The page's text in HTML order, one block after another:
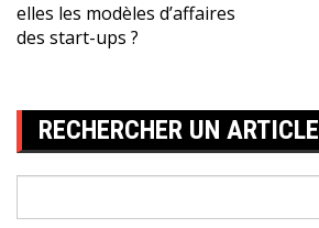
l’article
elles les modèles d’affaires
des start-ups ?
RECHERCHER UN ARTICLE